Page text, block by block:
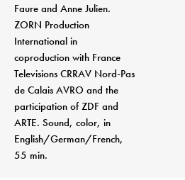
Faure and Anne Julien.
ZORN Production
International in
coproduction with France
Televisions CRRAV Nord-Pas
de Calais AVRO and the
participation of ZDF and
ARTE. Sound, color, in
English/German/French,
55 min.